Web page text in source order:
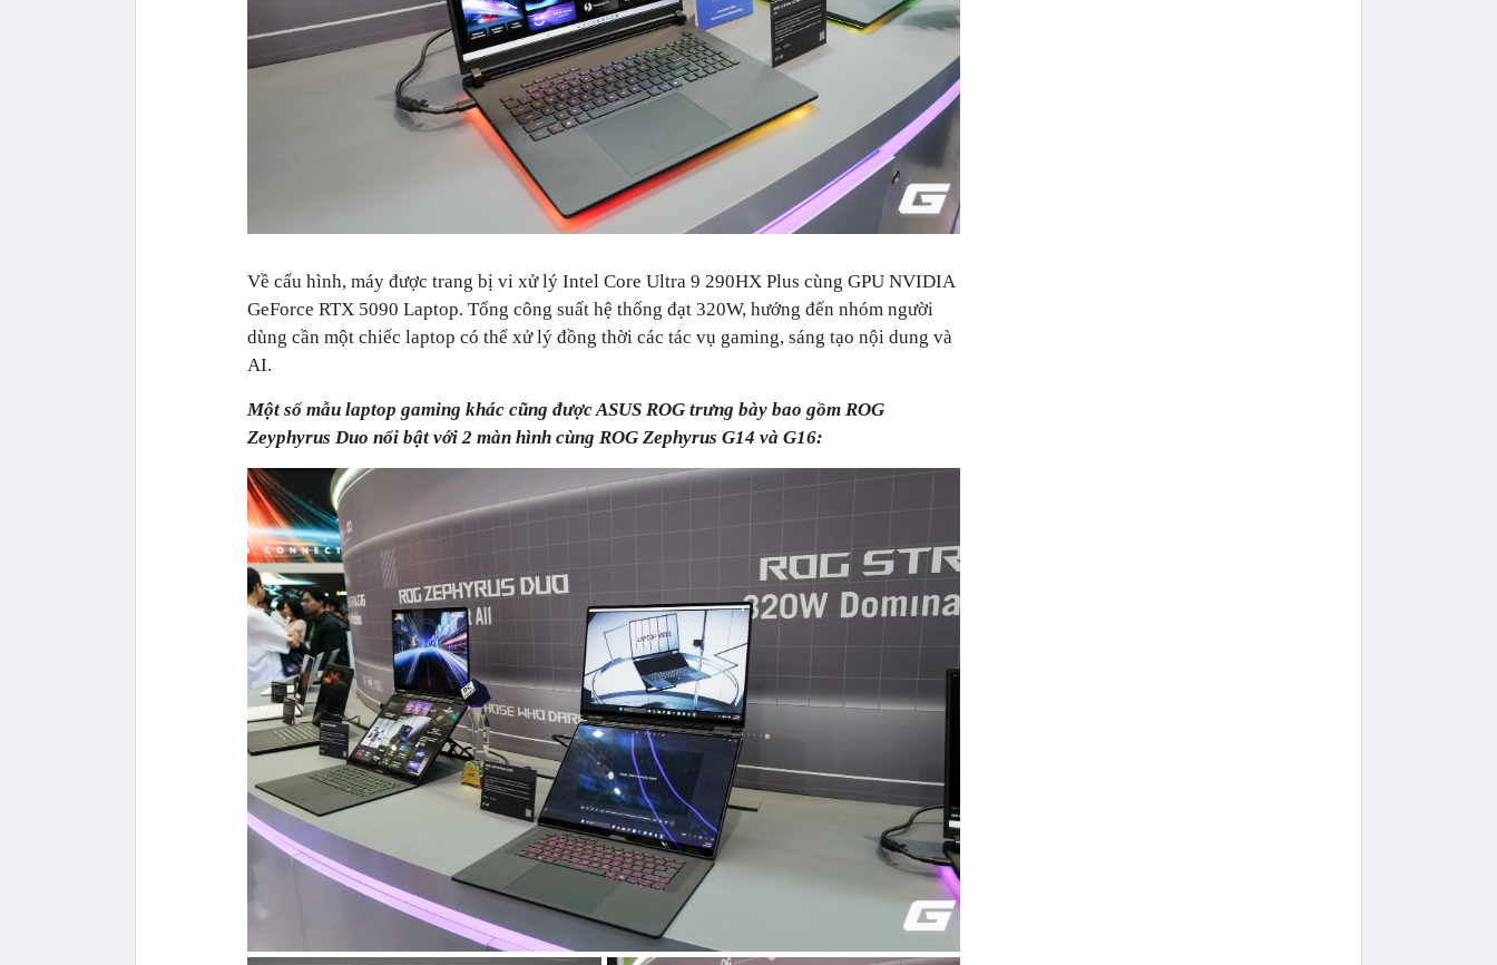
Về cấu hình, máy được trang bị vi xử lý Intel Core Ultra 9 290HX Plus cùng GPU NVIDIA
GeForce RTX 5090 Laptop. Tổng công suất hệ thống đạt 320W, hướng đến nhóm người
dùng cần một chiếc laptop có thể xử lý đồng thời các tác vụ gaming, sáng tạo nội dung và
AI.
Một số mẫu laptop gaming khác cũng được ASUS ROG trưng bày bao gồm ROG
Zeyphyrus Duo nổi bật với 2 màn hình cùng ROG Zephyrus G14 và G16: